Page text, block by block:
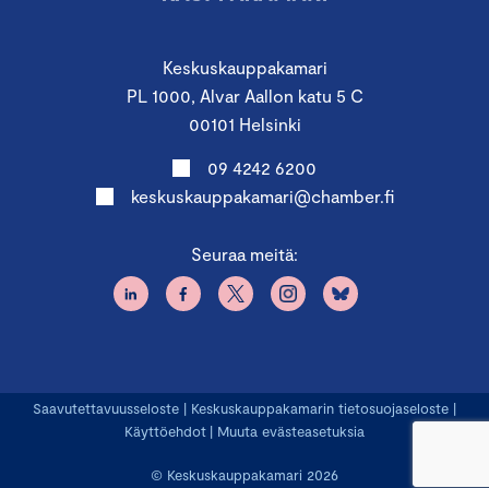
Keskuskauppakamari
PL 1000, Alvar Aallon katu 5 C
00101 Helsinki
09 4242 6200
keskuskauppakamari@chamber.fi
Seuraa meitä:
© Keskuskauppakamari 2026
Saavutettavuusseloste | Keskuskauppakamarin tietosuojaseloste |
Käyttöehdot | Muuta evästeasetuksia